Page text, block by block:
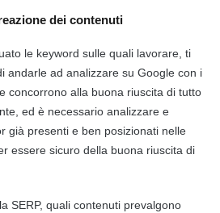
dei contenuti
le keyword sulle quali lavorare, ti
andarle ad analizzare su Google con i
concorrono alla buona riuscita di tutto
ed è necessario analizzare e
già presenti e ben posizionati nelle
essere sicuro della buona riuscita di
SERP, quali contenuti prevalgono